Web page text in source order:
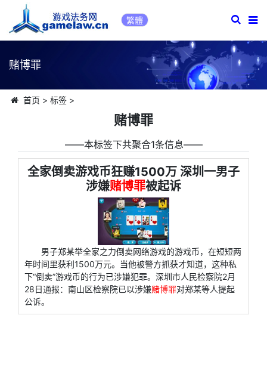
繁體
赌博罪
首页 > 标签>
赌博罪
――本标签下共聚合1条信息――
全家倒卖游戏币狂赚1500万 深圳一男子
涉嫌赌博罪被起诉
男子郑某举全家之力倒卖网络游戏的游戏币，在短短两
年时间里获利1500万元。当他被警方抓获才知道，这种私
下“倒卖”游戏币的行为已涉嫌犯罪。深圳市人民检察院2月
28日通报：南山区检察院已以涉嫌赌博罪对郑某等人提起
公诉。